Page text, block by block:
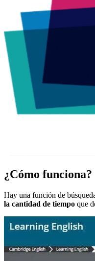
¿Cómo funciona?
Hay una función de
la cantidad de tiempo que